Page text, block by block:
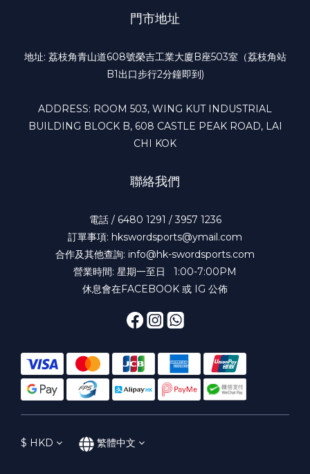
門市地址
地址: 荔枝角青山道608號榮吉工業大廈B座503室（荔枝角站
B1出口步行2分鐘即到)
ADDRESS: ROOM 503, WING KUT INDUSTRIAL
BUILDING BLOCK B, 608 CASTLE PEAK ROAD, LAI
CHI KOK
聯絡我們
電話 / 6480 1291 / 3957 1236
訂單事項: hkswordsports@ymail.com
合作及其他查詢: info@hk-swordsports.com
營業時間: 星期一至日 1:00-7:00PM
休息會在FACEBOOK 或 IG 公佈
$ HKD 繁體中文